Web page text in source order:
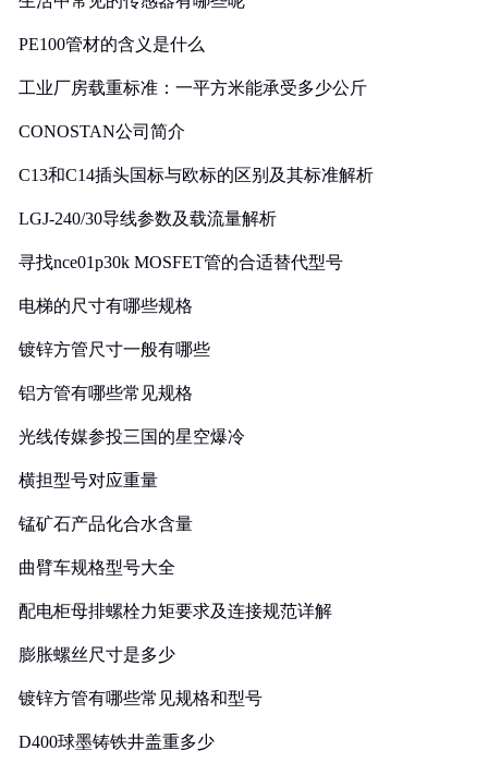
PE100管材的含义是什么
工业厂房载重标准：一平方米能承受多少公斤
CONOSTAN公司简介
C13和C14插头国标与欧标的区别及其标准解析
LGJ-240/30导线参数及载流量解析
寻找nce01p30k MOSFET管的合适替代型号
电梯的尺寸有哪些规格
镀锌方管尺寸一般有哪些
铝方管有哪些常见规格
光线传媒参投三国的星空爆冷
横担型号对应重量
锰矿石产品化合水含量
曲臂车规格型号大全
配电柜母排螺栓力矩要求及连接规范详解
膨胀螺丝尺寸是多少
镀锌方管有哪些常见规格和型号
D400球墨铸铁井盖重多少